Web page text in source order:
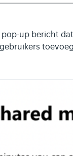
up bericht